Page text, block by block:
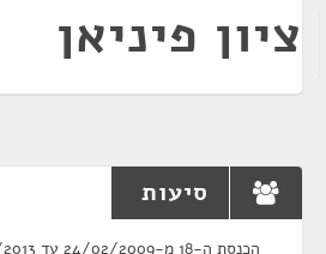
ציון פיניאן
סיעות
הכנסת ה-18 מ-24/02/2009 עד 05/02/2013